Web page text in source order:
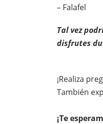
– Falafel
Tal vez
disfrutes
¡Realiza
También
¡Te